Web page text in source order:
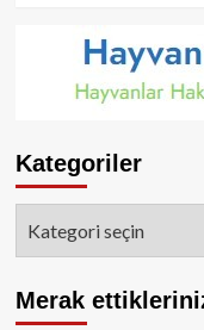
Kategoriler
Merak